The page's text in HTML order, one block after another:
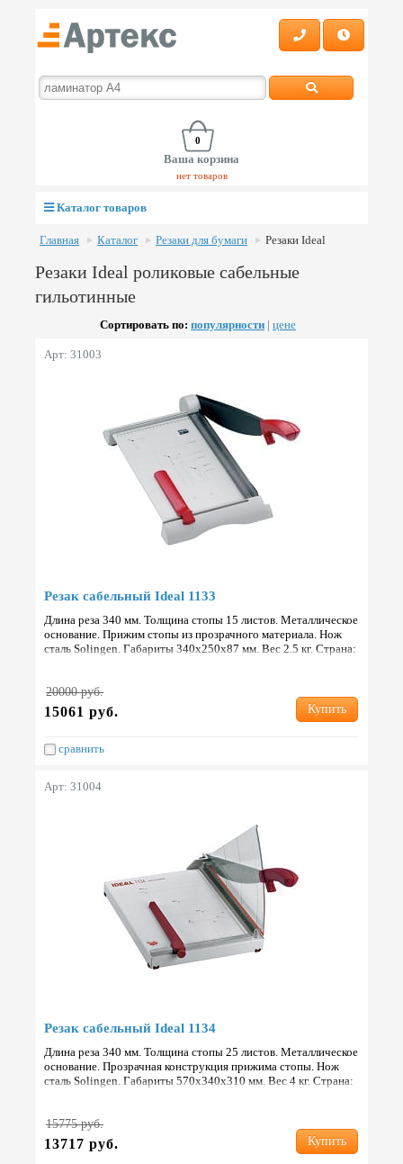
0
Ваша корзина
нет товаров
Каталог товаров
Главная Каталог Резаки для бумаги Резаки Ideal
Резаки Ideal роликовые сабельные
гильотинные
Сортировать по: популярности | цене
Арт: 31003
Резак сабельный Ideal 1133
Длина реза 340 мм. Толщина стопы 15 листов. Металлическое
основание. Прижим стопы из прозрачного материала. Нож
сталь Solingen. Габариты 340х250х87 мм. Вес 2.5 кг. Страна:
20000 руб.
15061 руб. Купить
сравнить
Арт: 31004
Резак сабельный Ideal 1134
Длина реза 340 мм. Толщина стопы 25 листов. Металлическое
основание. Прозрачная конструкция прижима стопы. Нож
сталь Solingen. Габариты 570х340х310 мм. Вес 4 кг. Страна:
15775 руб.
13717 руб. Купить